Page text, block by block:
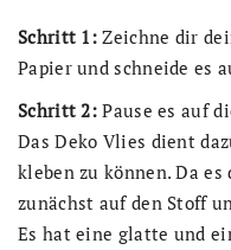
Schritt 1: Zeichne dir
Papier und schneide es
Schritt 2: Pause es auf
Das Deko Vlies dient
kleben zu können. Da
zunächst auf den Stoff
Es hat eine glatte und